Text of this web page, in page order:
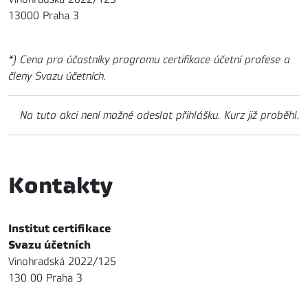
13000 Praha 3
*) Cena pro účastníky programu certifikace účetní profese a
členy Svazu účetních.
Na tuto akci není možné odeslat přihlášku. Kurz již proběhl.
Kontakty
Institut certifikace
Svazu účetních
Vinohradská 2022/125
130 00 Praha 3